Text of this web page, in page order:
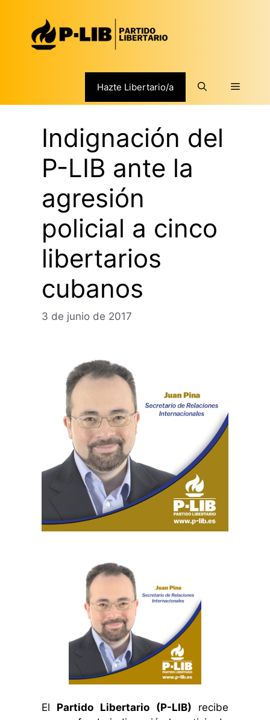
contenido
Hazte Libertario/a Menú
Indignación del
P-LIB ante la
agresión
policial a cinco
libertarios
cubanos
3 de junio de 2017
El Partido Libertario (P-LIB) recibe